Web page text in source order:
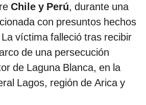
Chile y Perú, durante una
con presuntos hechos
víctima falleció tras recibir
de una persecución
de Laguna Blanca, en la
Lagos, región de Arica y